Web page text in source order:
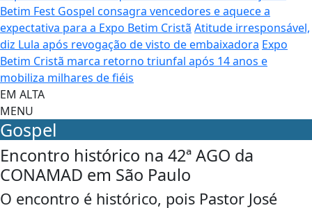
Betim Fest Gospel consagra vencedores e aquece a
expectativa para a Expo Betim Cristã Atitude irresponsável,
diz Lula após revogação de visto de embaixadora Expo
Betim Cristã marca retorno triunfal após 14 anos e
mobiliza milhares de fiéis
EM ALTA
MENU
Gospel
Encontro histórico na 42ª AGO da
CONAMAD em São Paulo
O encontro é histórico, pois Pastor José